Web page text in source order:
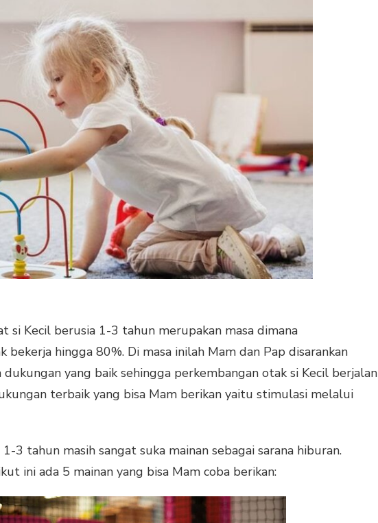
si Kecil berusia 1-3 tahun merupakan masa dimana
bekerja hingga 80%. Di masa inilah Mam dan Pap disarankan
yang baik sehingga perkembangan otak si Kecil berjalan
terbaik yang bisa Mam berikan yaitu stimulasi melalui
1-3 tahun masih sangat suka mainan sebagai sarana hiburan.
ini ada 5 mainan yang bisa Mam coba berikan: